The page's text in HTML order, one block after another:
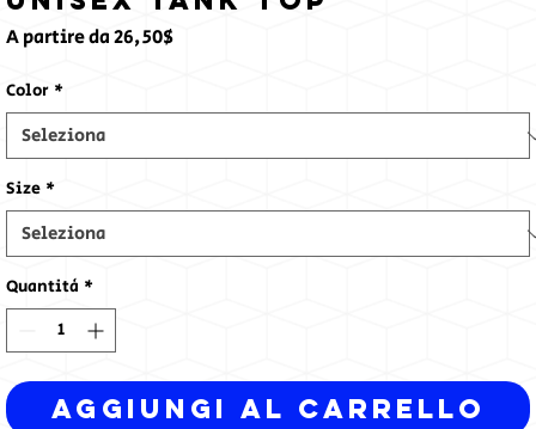
A partire da26,50$Prezzo
Color *
Size *
Quantità *
Aggiungi al carrello